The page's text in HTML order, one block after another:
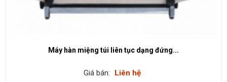
Máy hàn miệng túi liên tục dạng đứng...
Giá bán: Liên hệ